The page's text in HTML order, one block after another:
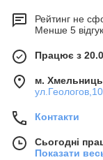
Рейтинг не
Менше 5
Працює з
м.
Контакти
Сьогодні
Показати